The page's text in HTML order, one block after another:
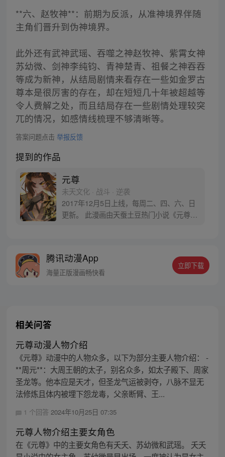
**六、赵牧神**：前期为反派，从准神境界伴随
主角们晋升到伪神境界。
此外还有武神武瑶、吞噬之神赵牧神、紫霄女神
苏幼微、剑神李纯钧、青神楚青、祖餐之神吞吞
等成为新神，从结局剧情来看存在一些如金罗古
尊本是很厉害的存在，却在短短几十年被超越等
令人费解之处，而且结局存在一些剧情处理较突
兀的情况，如感情线梳理不够清晰等。
答案问题点击 举报反馈
提到的作品
元尊
未天文化 · 战斗 · 逆袭
2017年12月5日上线，每周二、四、六、日
更新。 此漫画由天蚕土豆热门小说《元尊》
腾讯动漫App
海量正版漫画畅快看
立即下载
相关问答
元尊动漫人物介绍
《元尊》动漫中的人物众多，以下为部分主要人物介绍： -
**周元**：大周王朝的太子，别名众多，如太子殿下、周家
圣龙等。他本应是天才，但圣龙气运被剥夺，八脉不显无
法修炼且体内被埋下怨龙毒，父亲断臂、王...
1 个回答 2024年10月25日 07:35
元尊人物介绍主要女角色
在《元尊》中的主要女角色有夭夭、苏幼微和武瑶。 夭夭